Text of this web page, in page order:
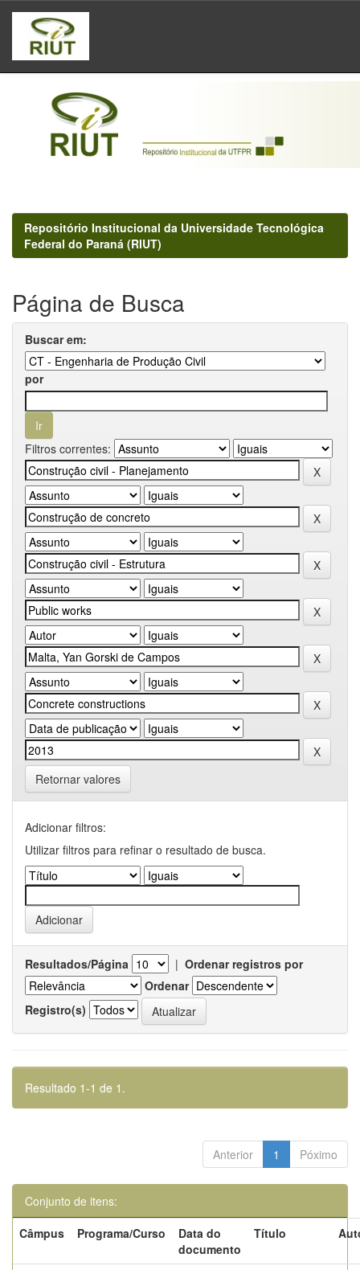
Skip
navigation
Repositório Institucional da Universidade Tecnológica
Federal do Paraná (RIUT)
Página de Busca
Buscar em:
por
Filtros correntes:
Retornar valores
Adicionar filtros:
Utilizar filtros para refinar o resultado de busca.
Resultados/Página | Ordenar registros por
Ordenar
Registro(s)
Resultado 1-1 de 1.
Anterior 1 Póximo
Conjunto de itens:
Câmpus
Programa/Curso
Data do
documento
Título